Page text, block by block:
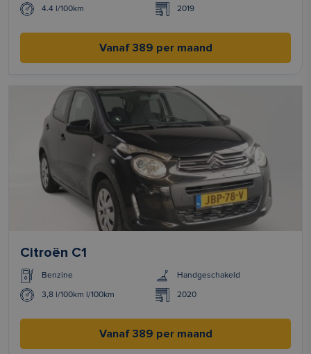
4.4 l/100km 2019
Vanaf 389 per maand
Citroën C1
Benzine Handgeschakeld
3,8 l/100km l/100km 2020
Vanaf 389 per maand